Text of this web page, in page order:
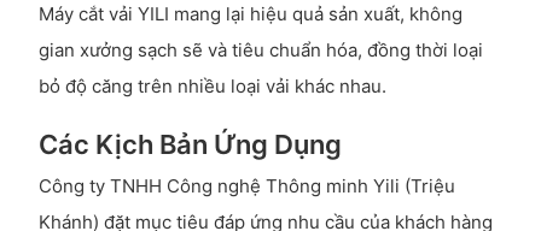
Máy cắt vải YILI mang lại hiệu quả sản xuất, không
gian xưởng sạch sẽ và tiêu chuẩn hóa, đồng thời loại
bỏ độ căng trên nhiều loại vải khác nhau.
Các Kịch Bản Ứng Dụng
Công ty TNHH Công nghệ Thông minh Yili (Triệu
Khánh) đặt mục tiêu đáp ứng nhu cầu của khách hàng